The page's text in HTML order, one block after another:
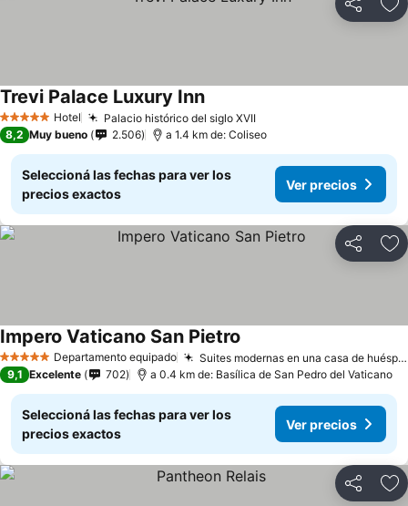
Compartir
5 Estrellas Hotel Palacio histórico del siglo XVII
Trevi Palace Luxury Inn
8,2 Muy bueno 2.506 a 1.4 km de: Coliseo
Seleccioná las fechas para ver los
precios exactos
Ver precios
Compartir
5 Estrellas Departamento equipado Suites modernas en una casa de huéspedes renovada
Impero Vaticano San Pietro
9,1 Excelente 702 a 0.4 km de: Basílica de San Pedro del Vaticano
Seleccioná las fechas para ver los
precios exactos
Ver precios
Compartir